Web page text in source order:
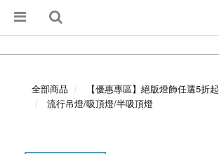
全部商品
【優惠專區】絕版燈飾任選5折起
流行吊燈/吸頂燈/半吸頂燈